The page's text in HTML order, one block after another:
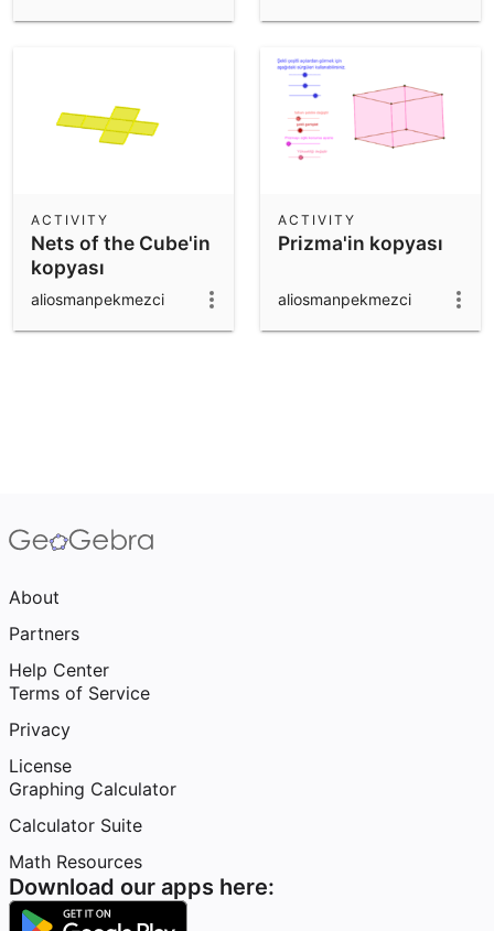
Nets of the Cube'in
kopyası
ACTIVITY
aliosmanpekmezci
Prizma'in kopyası
ACTIVITY
aliosmanpekmezci
About
Partners
Help Center
Terms of Service
Privacy
License
Graphing Calculator
Calculator Suite
Math Resources
Download our apps here: